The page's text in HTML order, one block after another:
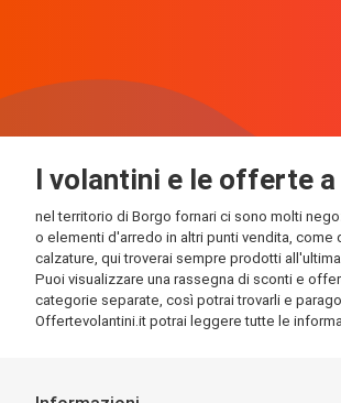
I volantini e le offerte
nel territorio di Borgo fornari ci sono molti
o elementi d'arredo in altri punti vendita,
calzature, qui troverai sempre prodotti
Puoi visualizzare una rassegna di sconti e
categorie separate, così potrai trovarli e
Offertevolantini.it potrai leggere tutte le